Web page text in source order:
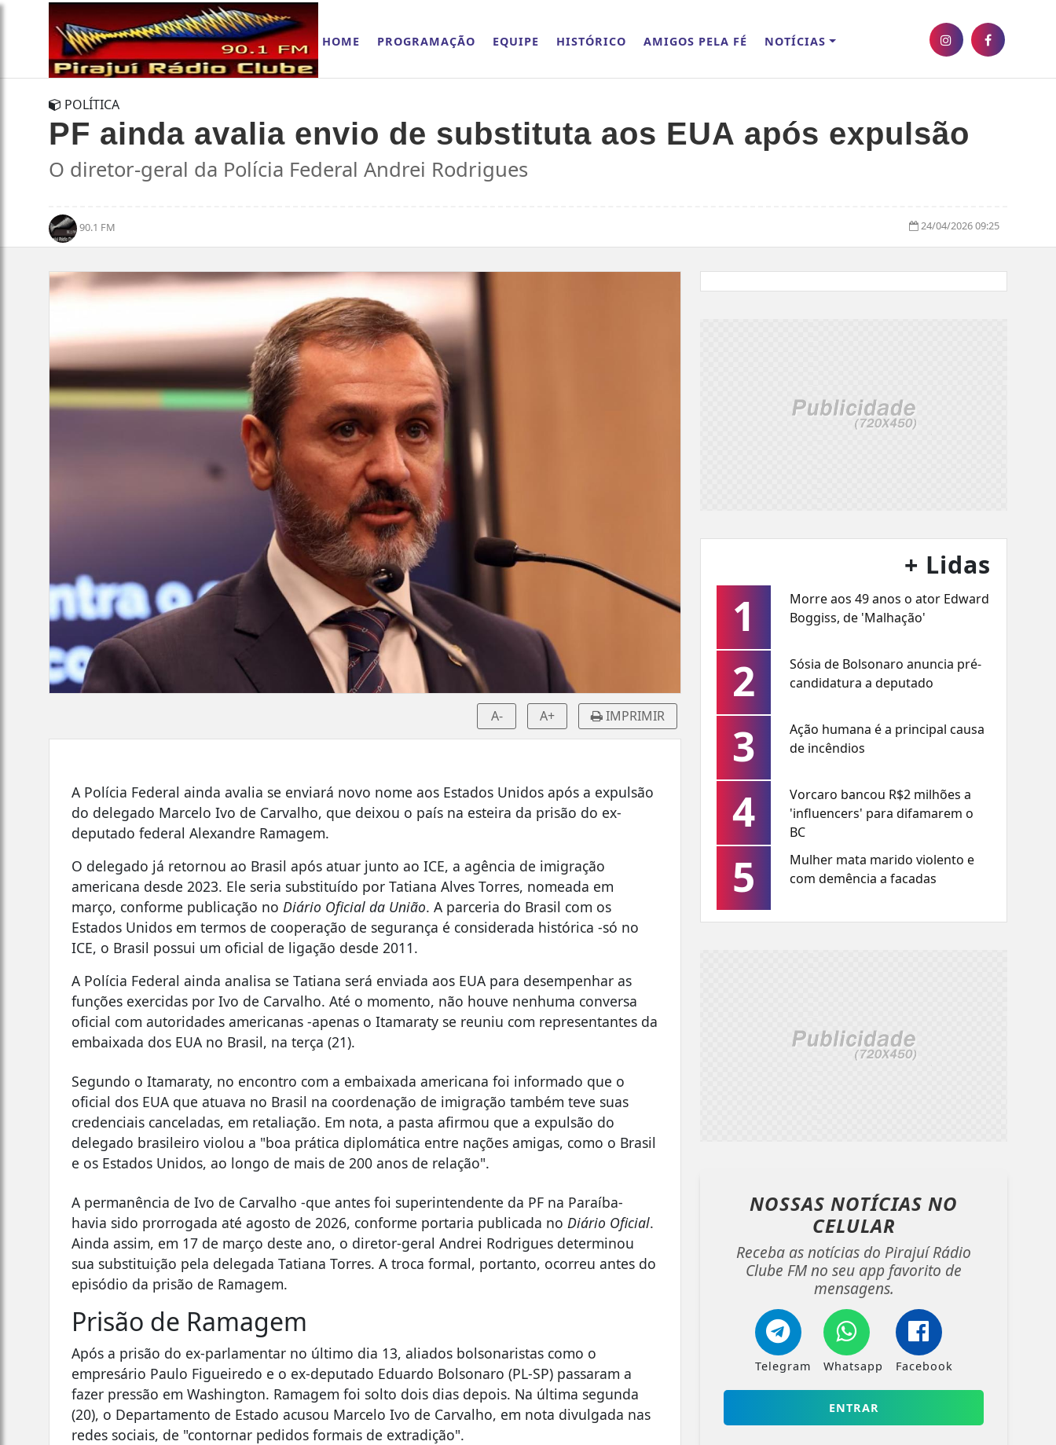
HOME PROGRAMAÇÃO EQUIPE HISTÓRICO AMIGOS PELA FÉ NOTÍCIAS
POLÍTICA
PF ainda avalia envio de substituta aos EUA após expulsão
O diretor-geral da Polícia Federal Andrei Rodrigues
90.1 FM 24/04/2026 09:25
A- A+ IMPRIMIR
A Polícia Federal ainda avalia se enviará novo nome aos Estados Unidos após a expulsão
do delegado Marcelo Ivo de Carvalho, que deixou o país na esteira da prisão do ex-
deputado federal Alexandre Ramagem.
O delegado já retornou ao Brasil após atuar junto ao ICE, a agência de imigração
americana desde 2023. Ele seria substituído por Tatiana Alves Torres, nomeada em
março, conforme publicação no Diário Oficial da União. A parceria do Brasil com os
Estados Unidos em termos de cooperação de segurança é considerada histórica -só no
ICE, o Brasil possui um oficial de ligação desde 2011.
A Polícia Federal ainda analisa se Tatiana será enviada aos EUA para desempenhar as
funções exercidas por Ivo de Carvalho. Até o momento, não houve nenhuma conversa
oficial com autoridades americanas -apenas o Itamaraty se reuniu com representantes da
embaixada dos EUA no Brasil, na terça (21).
Segundo o Itamaraty, no encontro com a embaixada americana foi informado que o
oficial dos EUA que atuava no Brasil na coordenação de imigração também teve suas
credenciais canceladas, em retaliação. Em nota, a pasta afirmou que a expulsão do
delegado brasileiro violou a "boa prática diplomática entre nações amigas, como o Brasil
e os Estados Unidos, ao longo de mais de 200 anos de relação".
A permanência de Ivo de Carvalho -que antes foi superintendente da PF na Paraíba-
havia sido prorrogada até agosto de 2026, conforme portaria publicada no Diário Oficial.
Ainda assim, em 17 de março deste ano, o diretor-geral Andrei Rodrigues determinou
sua substituição pela delegada Tatiana Torres. A troca formal, portanto, ocorreu antes do
episódio da prisão de Ramagem.
Prisão de Ramagem
Após a prisão do ex-parlamentar no último dia 13, aliados bolsonaristas como o
empresário Paulo Figueiredo e o ex-deputado Eduardo Bolsonaro (PL-SP) passaram a
fazer pressão em Washington. Ramagem foi solto dois dias depois. Na última segunda
(20), o Departamento de Estado acusou Marcelo Ivo de Carvalho, em nota divulgada nas
redes sociais, de "contornar pedidos formais de extradição".
+ Lidas
1
Morre aos 49 anos o ator Edward
Boggiss, de 'Malhação'
2
Sósia de Bolsonaro anuncia pré-
candidatura a deputado
3
Ação humana é a principal causa
de incêndios
4
Vorcaro bancou R$2 milhões a
'influencers' para difamarem o
BC
5
Mulher mata marido violento e
com demência a facadas
NOSSAS NOTÍCIASNO
CELULAR
Receba as notícias do Pirajuí Rádio
Clube FM no seu app favorito de
mensagens.
Telegram Whatsapp Facebook
ENTRAR